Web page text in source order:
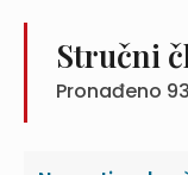
Stručni
Pronađeno 93